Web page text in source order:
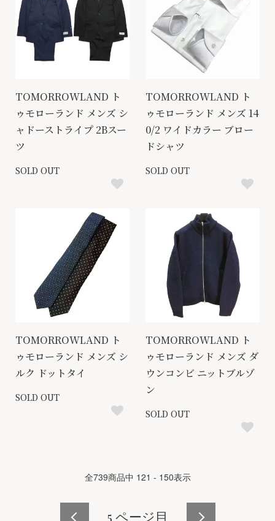
TOMORROWLAND ト
ゥモローランド メンズ シ
ャドーストライプ 2Bスー
ツ
SOLD OUT
TOMORROWLAND ト
ゥモローランド メンズ 14
0/2 ワイドカラー ブロー
ドシャツ
SOLD OUT
TOMORROWLAND ト
ゥモローランド メンズ シ
ルク ドットタイ
SOLD OUT
TOMORROWLAND ト
ゥモローランド メンズ ダ
ウンコンビ ニットブルゾ
ン
SOLD OUT
全739商品中 121 - 150表示
5 ページ目